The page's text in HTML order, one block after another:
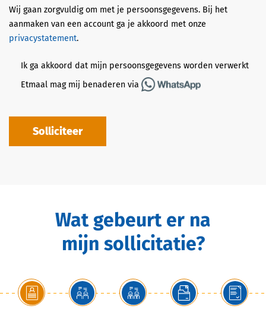
Wij gaan zorgvuldig om met je persoonsgegevens. Bij het
aanmaken van een account ga je akkoord met onze
privacystatement.
Ik ga akkoord dat mijn persoonsgegevens worden verwerkt
Etmaal mag mij benaderen via
Solliciteer
Wat gebeurt er na
mijn sollicitatie?